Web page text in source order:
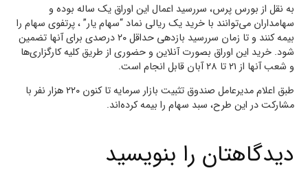
به نقل از بورس پرس، سررسید اعمال این اوراق یک ساله بوده و
سهامداران می‌توانند با خرید یک ریالی نماد “سهام یار” ، پرتفوی سهام را
بیمه کنند و تا زمان سررسید بازدهی حداقل ۲۰ درصدی برای آنها تضمین
شود. خرید این اوراق بصورت آنلاین و حضوری از طریق کلیه کارگزاری‌ها
و شعب‌ آنها از ۲۱ تا ۲۸ آبان قابل انجام است.
طبق اعلام مدیرعامل صندوق تثبیت بازار سرمایه تا کنون ۲۲۰ هزار نفر با
مشارکت در این طرح، سبد سهام را بیمه کرده‌اند.
دیدگاهتان را بنویسید